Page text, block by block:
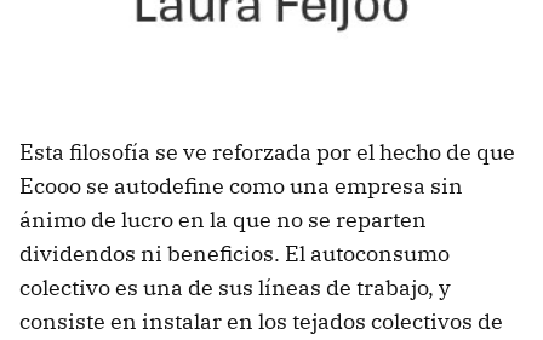
Esta filosofía se ve reforzada por el hecho de que
Ecooo se autodefine como una empresa sin
ánimo de lucro en la que no se reparten
dividendos ni beneficios. El autoconsumo
colectivo es una de sus líneas de trabajo, y
consiste en instalar en los tejados colectivos de